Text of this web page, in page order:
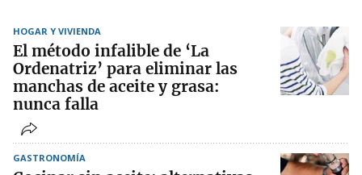
HOGAR Y VIVIENDA
El método infalible de ‘La
Ordenatriz’ para eliminar las
manchas de aceite y grasa:
nunca falla
GASTRONOMÍA